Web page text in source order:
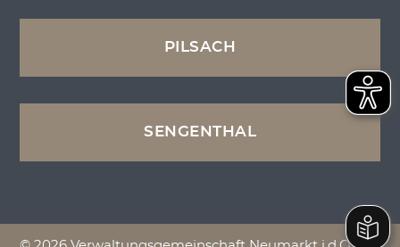
PILSACH
SENGENTHAL